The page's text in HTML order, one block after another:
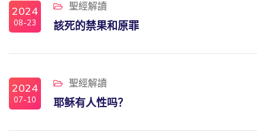
2024
08-23
聖經解讀
該死的禁果和原罪
2024
07-10
聖經解讀
耶稣有人性吗？